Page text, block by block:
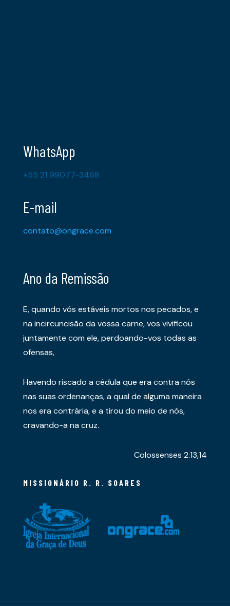
WhatsApp
+55 21 99077-3468
E-mail
contato@ongrace.com
Ano da Remissão
E, quando vós estáveis mortos nos pecados, e
na incircuncisão da vossa carne, vos vivificou
juntamente com ele, perdoando-vos todas as
ofensas,
Havendo riscado a cédula que era contra nós
nas suas ordenanças, a qual de alguma maneira
nos era contrária, e a tirou do meio de nós,
cravando-a na cruz.
Colossenses 2.13,14
MISSIONÁRIO R. R. SOARES